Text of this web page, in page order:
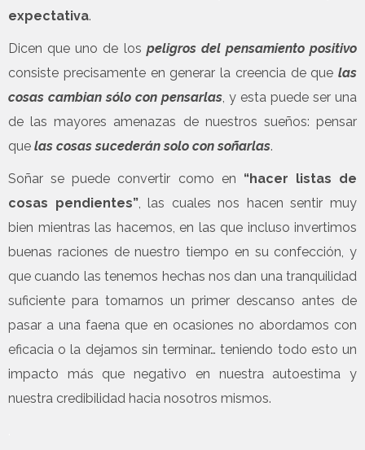
expectativa.
Dicen que uno de los peligros del pensamiento positivo
consiste precisamente en generar la creencia de que las
cosas cambian sólo con pensarlas , y esta puede ser una
de las mayores amenazas de nuestros sueños: pensar
que las cosas sucederán solo con soñarlas.
Soñar se puede convertir como en “hacer listas de
cosas pendientes”, las cuales nos hacen sentir muy
bien mientras las hacemos, en las que incluso invertimos
buenas raciones de nuestro tiempo en su confección, y
que cuando las tenemos hechas nos dan una tranquilidad
suficiente para tomarnos un primer descanso antes de
pasar a una faena que en ocasiones no abordamos con
eficacia o la dejamos sin terminar… teniendo todo esto un
impacto más que negativo en nuestra autoestima y
nuestra credibilidad hacia nosotros mismos.